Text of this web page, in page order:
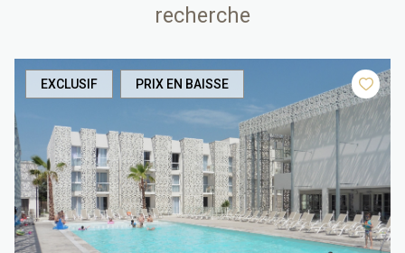
recherche
EXCLUSIF PRIX EN BAISSE